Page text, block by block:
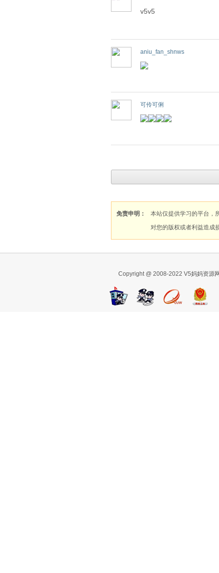
v5v5
aniu_fan_shnws
可伶可俐
免责申明：
本站仅提供学习的平台，
对您的版权或者利益造成
Copyright @ 2008-2022 V5妈妈资源